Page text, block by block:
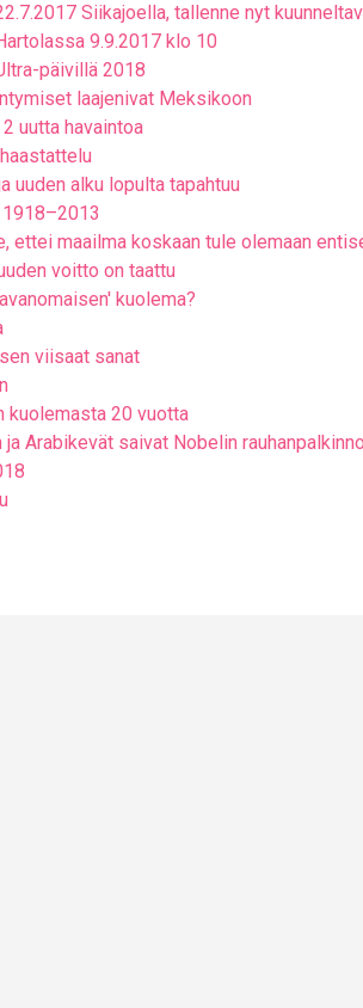
Siikajoella, tallenne nyt
9.9.2017 klo 10
päivillä 2018
laajenivat Meksikoon
uutta havaintoa
uuden alku lopulta tapahtuu
ettei maailma koskaan tule olemaan
voitto on taattu
kuolema?
viisaat sanat
kuolemasta 20 vuotta
ja Arabikevät saivat Nobelin